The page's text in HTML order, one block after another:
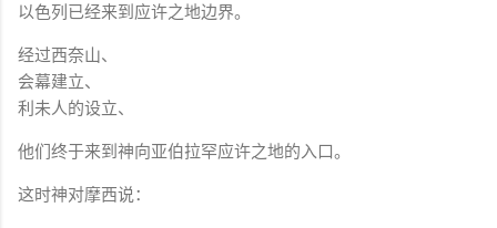
以色列已经来到应许之地边界。
经过西奈山、
会幕建立、
利未人的设立、
他们终于来到神向亚伯拉罕应许之地的入口。
这时神对摩西说：